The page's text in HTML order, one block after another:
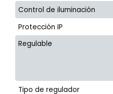
Control de iluminación
Protección IP
Regulable
Tipo de regulador